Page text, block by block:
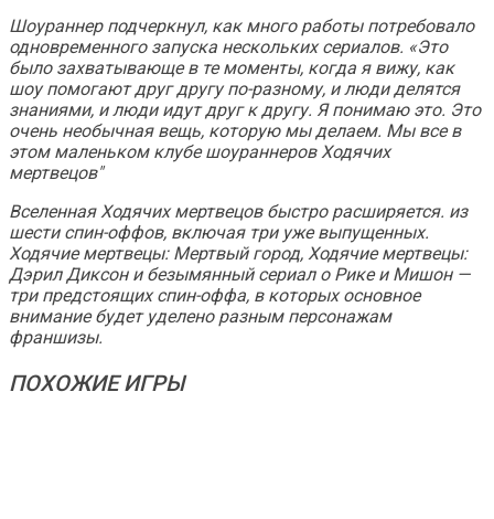
Шоураннер подчеркнул, как много работы потребовало
одновременного запуска нескольких сериалов. «Это
было захватывающе в те моменты, когда я вижу, как
шоу помогают друг другу по-разному, и люди делятся
знаниями, и люди идут друг к другу. Я понимаю это. Это
очень необычная вещь, которую мы делаем. Мы все в
этом маленьком клубе шоураннеровХодячих
мертвецов"
Вселенная Ходячих мертвецовбыстро расширяется. из
шести спин-оффов, включая три уже выпущенных.
Ходячие мертвецы: Мертвый город, Ходячие мертвецы:
Дэрил Диксони безымянный сериал о Рике и Мишон —
три предстоящих спин-оффа, в которых основное
внимание будет уделено разным персонажам
франшизы.
ПОХОЖИЕ ИГРЫ